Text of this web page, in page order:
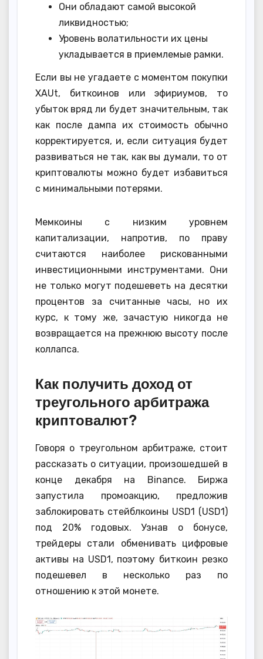
Они обладают самой высокой
ликвидностью;
Уровень волатильности их цены
укладывается в приемлемые рамки.
Если вы не угадаете с моментом покупки
XAUt, биткоинов или эфириумов, то
убыток вряд ли будет значительным, так
как после дампа их стоимость обычно
корректируется, и, если ситуация будет
развиваться не так, как вы думали, то от
криптовалюты можно будет избавиться
с минимальными потерями.
Мемкоины с низким уровнем
капитализации, напротив, по праву
считаются наиболее рискованными
инвестиционными инструментами. Они
не только могут подешеветь на десятки
процентов за считанные часы, но их
курс, к тому же, зачастую никогда не
возвращается на прежнюю высоту после
коллапса.
Как получить доход от
треугольного арбитража
криптовалют?
Говоря о треугольном арбитраже, стоит
рассказать о ситуации, произошедшей в
конце декабря на Binance. Биржа
запустила промоакцию, предложив
заблокировать стейблкоины USD1 (USD1)
под 20% годовых. Узнав о бонусе,
трейдеры стали обменивать цифровые
активы на USD1, поэтому биткоин резко
подешевел в несколько раз по
отношению к этой монете.